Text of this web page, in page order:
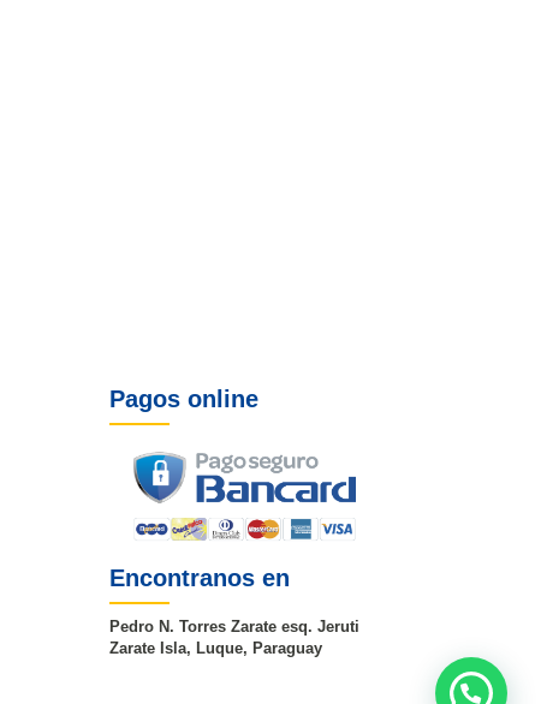
Pagos online
Encontranos en
Pedro N. Torres Zarate esq. Jeruti
Zarate Isla, Luque, Paraguay